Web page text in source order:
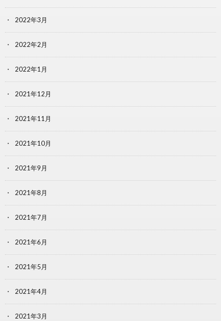
2022年3月
2022年2月
2022年1月
2021年12月
2021年11月
2021年10月
2021年9月
2021年8月
2021年7月
2021年6月
2021年5月
2021年4月
2021年3月